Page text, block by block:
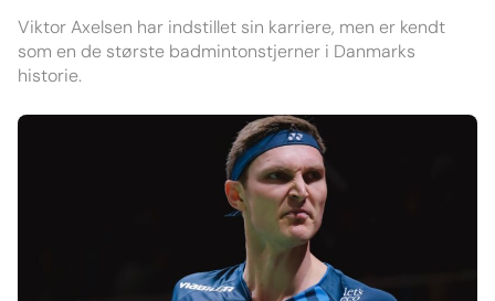
Viktor Axelsen har indstillet sin karriere, men er kendt
som en de største badmintonstjerner i Danmarks
historie.